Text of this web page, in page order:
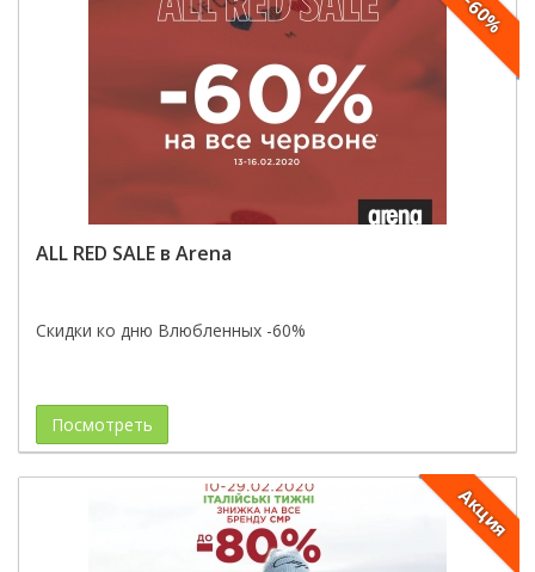
-60%
ALL RED SALE в Arena
Скидки ко дню Влюбленных -60%
Посмотреть
Акция